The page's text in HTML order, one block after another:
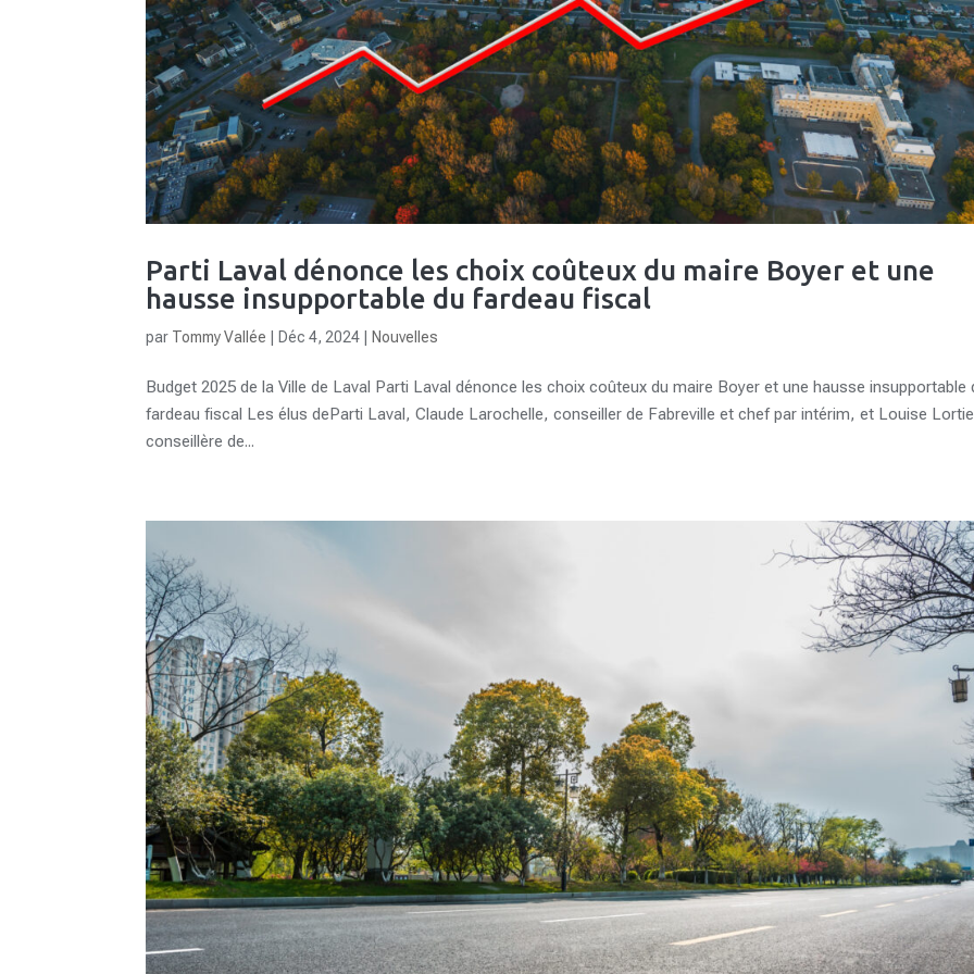
Parti Laval dénonce les choix coûteux du maire Boyer et une
hausse insupportable du fardeau fiscal
par Tommy Vallée Déc 4, 2024 Nouvelles
Budget 2025 de la Ville de Laval Parti Laval dénonce les choix coûteux du maire Boyer et une hausse insupportable
fardeau fiscal Les élus deParti Laval, Claude Larochelle, conseiller de Fabreville et chef par intérim, et Louise
conseillère de...